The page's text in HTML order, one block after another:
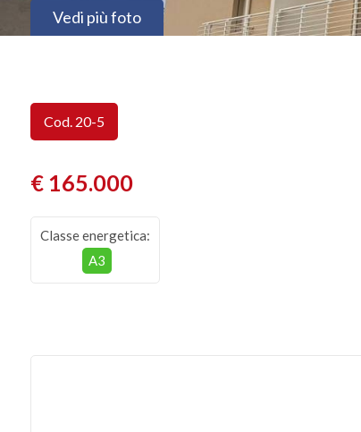
Vedi più foto
Cod. 20-5
€ 165.000
Classe energetica:
A3